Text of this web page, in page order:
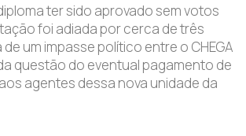
ter sido aprovado sem votos
foi adiada por cerca de três
um impasse político entre o CHEGA
questão do eventual pagamento de
agentes dessa nova unidade da